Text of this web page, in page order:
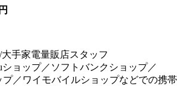
手家電量販店スタッフ
ショップ／ソフトバンクショップ／
／ワイモバイルショップなどでの携帯